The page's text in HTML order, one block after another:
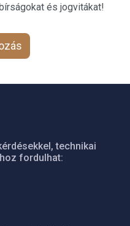
és jogvitákat!
technikai
fordulhat: